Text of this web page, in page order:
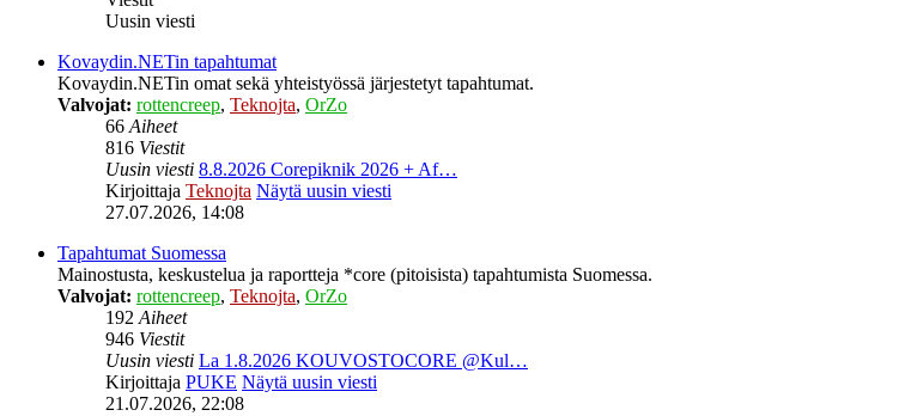
Uusin viesti
Kovaydin.NETin tapahtumat
Kovaydin.NETin omat sekä yhteistyössä järjestetyt tapahtumat.
Valvojat: rottencreep, Teknojta, OrZo
66Aiheet
816 Viestit
Uusin viesti 8.8.2026 Corepiknik 2026 + Af…
Kirjoittaja Teknojta Näytä uusin viesti
27.07.2026, 14:08
Tapahtumat Suomessa
Mainostusta, keskustelua ja raportteja *core (pitoisista) tapahtumista Suomessa.
Valvojat: rottencreep, Teknojta, OrZo
192Aiheet
946 Viestit
Uusin viesti La 1.8.2026 KOUVOSTOCORE @Kul…
Kirjoittaja PUKE Näytä uusin viesti
21.07.2026, 22:08